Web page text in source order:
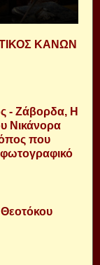
ΚΑΝΩΝ
- Ζάβορδα, Η
Νικάνορα
που
Θεοτόκου